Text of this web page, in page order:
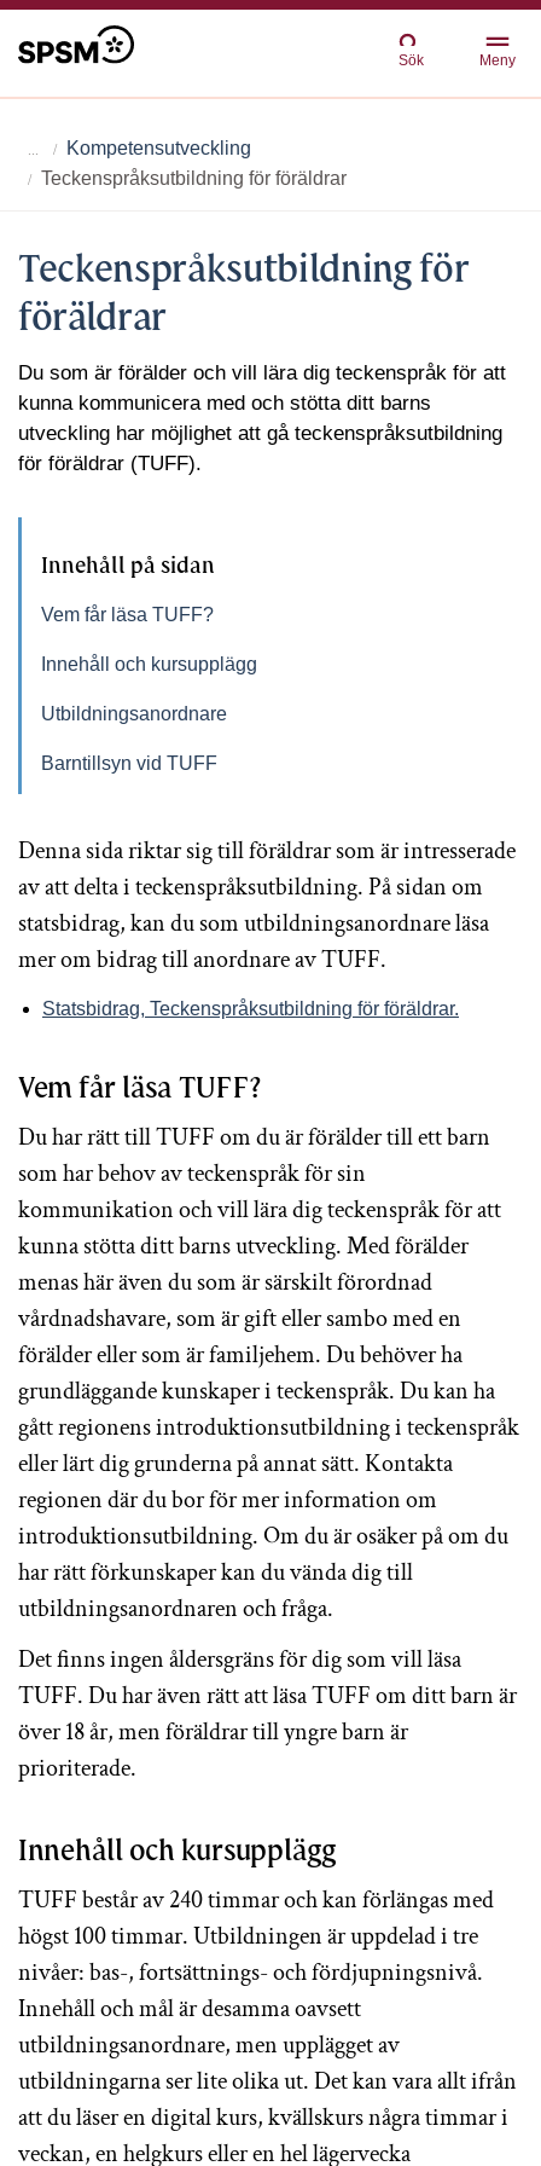
Sök Meny
Kompetensutveckling
Teckenspråks­utbildning för föräldrar
Teckenspråks­utbildning för
föräldrar
Du som är förälder och vill lära dig teckenspråk för att
kunna kommunicera med och stötta ditt barns
utveckling har möjlighet att gå teckenspråksutbildning
för föräldrar (TUFF).
Innehåll på sidan
Vem får läsa TUFF?
Innehåll och kursupplägg
Utbildningsanordnare
Barntillsyn vid TUFF
Denna sida riktar sig till föräldrar som är intresserade
av att delta i teckenspråksutbildning. På sidan om
statsbidrag, kan du som utbildningsanordnare läsa
mer om bidrag till anordnare av TUFF.
Statsbidrag, Teckenspråksutbildning för föräldrar.
Vem får läsa TUFF?
Du har rätt till TUFF om du är förälder till ett barn
som har behov av teckenspråk för sin
kommunikation och vill lära dig teckenspråk för att
kunna stötta ditt barns utveckling. Med förälder
menas här även du som är särskilt förordnad
vårdnadshavare, som är gift eller sambo med en
förälder eller som är familjehem. Du behöver ha
grundläggande kunskaper i teckenspråk. Du kan ha
gått regionens introduktionsutbildning i teckenspråk
eller lärt dig grunderna på annat sätt. Kontakta
regionen där du bor för mer information om
introduktionsutbildning. Om du är osäker på om du
har rätt förkunskaper kan du vända dig till
utbildningsanordnaren och fråga.
Det finns ingen åldersgräns för dig som vill läsa
TUFF. Du har även rätt att läsa TUFF om ditt barn är
över 18 år, men föräldrar till yngre barn är
prioriterade.
Innehåll och kursupplägg
TUFF består av 240 timmar och kan förlängas med
högst 100 timmar. Utbildningen är uppdelad i tre
nivåer: bas-, fortsättnings- och fördjupningsnivå.
Innehåll och mål är desamma oavsett
utbildningsanordnare, men upplägget av
utbildningarna ser lite olika ut. Det kan vara allt ifrån
att du läser en digital kurs, kvällskurs några timmar i
veckan, en helgkurs eller en hel lägervecka